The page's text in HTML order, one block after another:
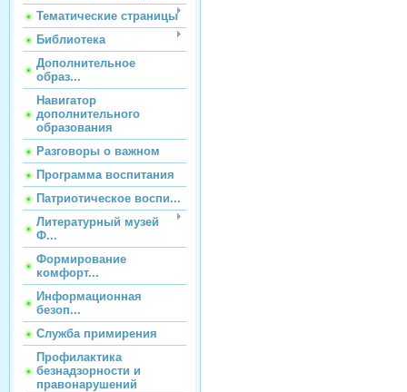
Тематические страницы
Библиотека
Дополнительное
образ...
Навигатор
дополнительного
образования
Разговоры о важном
Программа воспитания
Патриотическое воспи...
Литературный музей
Ф...
Формирование
комфорт...
Информационная
безоп...
Служба примирения
Профилактика
безнадзорности и
правонарушений